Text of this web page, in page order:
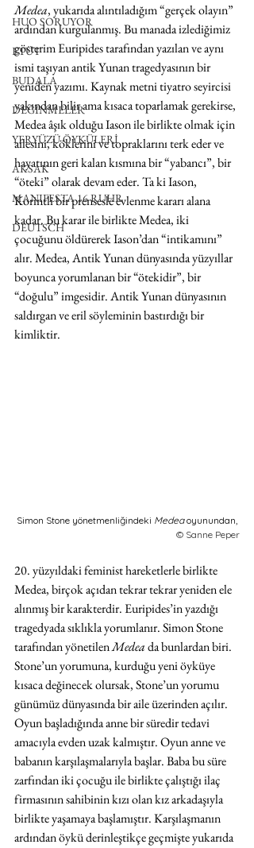
HUO SORUYOR
ETÜT
BUDALA
DEĞİNMELER
YERYÜZÜ ÖYKÜLERİ
AKSAK
MANIFESTA 16 RUHR
DEUTSCH
Medea, yukarıda alıntıladığım “gerçek olayın”
ardından kurgulanmış. Bu manada izlediğimiz
gösterim Euripides tarafından yazılan ve aynı
ismi taşıyan antik Yunan tragedyasının bir
yeniden yazımı. Kaynak metni tiyatro seyircisi
yakından bilir ama kısaca toparlamak gerekirse,
Medea âşık olduğu Iason ile birlikte olmak için
ailesini, köklerini ve topraklarını terk eder ve
hayatının geri kalan kısmına bir “yabancı”, bir
“öteki” olarak devam eder. Ta ki Iason,
Korintli bir prensesle evlenme kararı alana
kadar. Bu karar ile birlikte Medea, iki
çocuğunu öldürerek Iason’dan “intikamını”
alır. Medea, Antik Yunan dünyasında yüzyıllar
boyunca yorumlanan bir “ötekidir”, bir
“doğulu” imgesidir. Antik Yunan dünyasının
saldırgan ve eril söyleminin bastırdığı bir
kimliktir.
Simon Stone yönetmenliğindeki Medea oyunundan,
© Sanne Peper
20. yüzyıldaki feminist hareketlerle birlikte
Medea, birçok açıdan tekrar tekrar yeniden ele
alınmış bir karakterdir. Euripides’in yazdığı
tragedyada sıklıkla yorumlanır. Simon Stone
tarafından yönetilen Medea da bunlardan biri.
Stone’un yorumuna, kurduğu yeni öyküye
kısaca değinecek olursak, Stone’un yorumu
günümüz dünyasında bir aile üzerinden açılır.
Oyun başladığında anne bir süredir tedavi
amacıyla evden uzak kalmıştır. Oyun anne ve
babanın karşılaşmalarıyla başlar. Baba bu süre
zarfından iki çocuğu ile birlikte çalıştığı ilaç
firmasının sahibinin kızı olan kız arkadaşıyla
birlikte yaşamaya başlamıştır. Karşılaşmanın
ardından öykü derinleştikçe geçmişte yukarıda